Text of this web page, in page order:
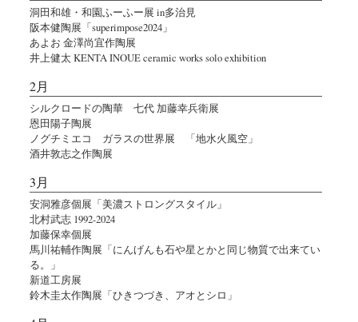
洞田和雄・和園ふーふー展 in多治見
阪本健陶展「superimpose2024」
あよお 金澤尚宜作陶展
井上健太 KENTA INOUE ceramic works solo exhibition
2月
シルクロードの陶華 七代 加藤幸兵衛展
恩田陽子陶展
ノグチミエコ ガラスの世界展 「地水火風空」
酒井敦志之作陶展
3月
安洞雅彦個展「美濃ストロングスタイル」
北村武志 1992-2024
加藤保幸個展
馬川祐輔作陶展「にんげんも石や星とかと同じ物質で出来てい
る。」
新道工房展
鈴木圭太作陶展「ひきつづき、アオとシロ」